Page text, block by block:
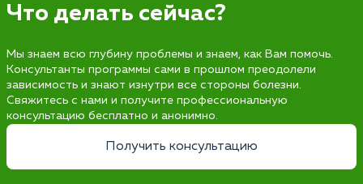
Что делать сейчас?
Мы знаем всю глубину проблемы и знаем, как Вам помочь.
Консультанты программы сами в прошлом преодолели
зависимость и знают изнутри все стороны болезни.
Свяжитесь с нами и получите профессиональную
консультацию бесплатно и анонимно.
Получить консультацию